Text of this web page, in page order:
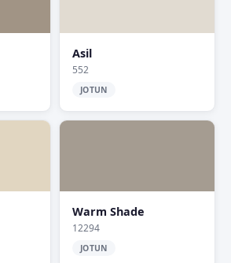
Asil
552
JOTUN
Warm Shade
12294
JOTUN